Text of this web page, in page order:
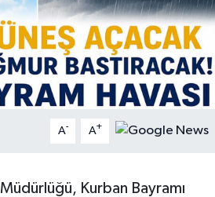
A- A+
Kurban Bayramı